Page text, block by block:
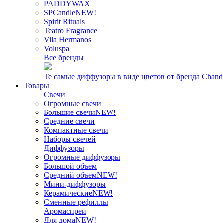
PADDYWAX
SPCandleNEW!
Spirit Rituals
Teatro Fragrance
Vila Hermanos
Voluspa
Все бренды
Те самые диффузоры в виде цветов от бренда
Товары
Свечи
Огромные свечи
Большие свечиNEW!
Средние свечи
Компактные свечи
Наборы свечей
Диффузоры
Огромные диффузоры
Большой объем
Средний объемNEW!
Мини-диффузоры
КерамическиеNEW!
Сменные рефиллы
Аромаспреи
Для домаNEW!